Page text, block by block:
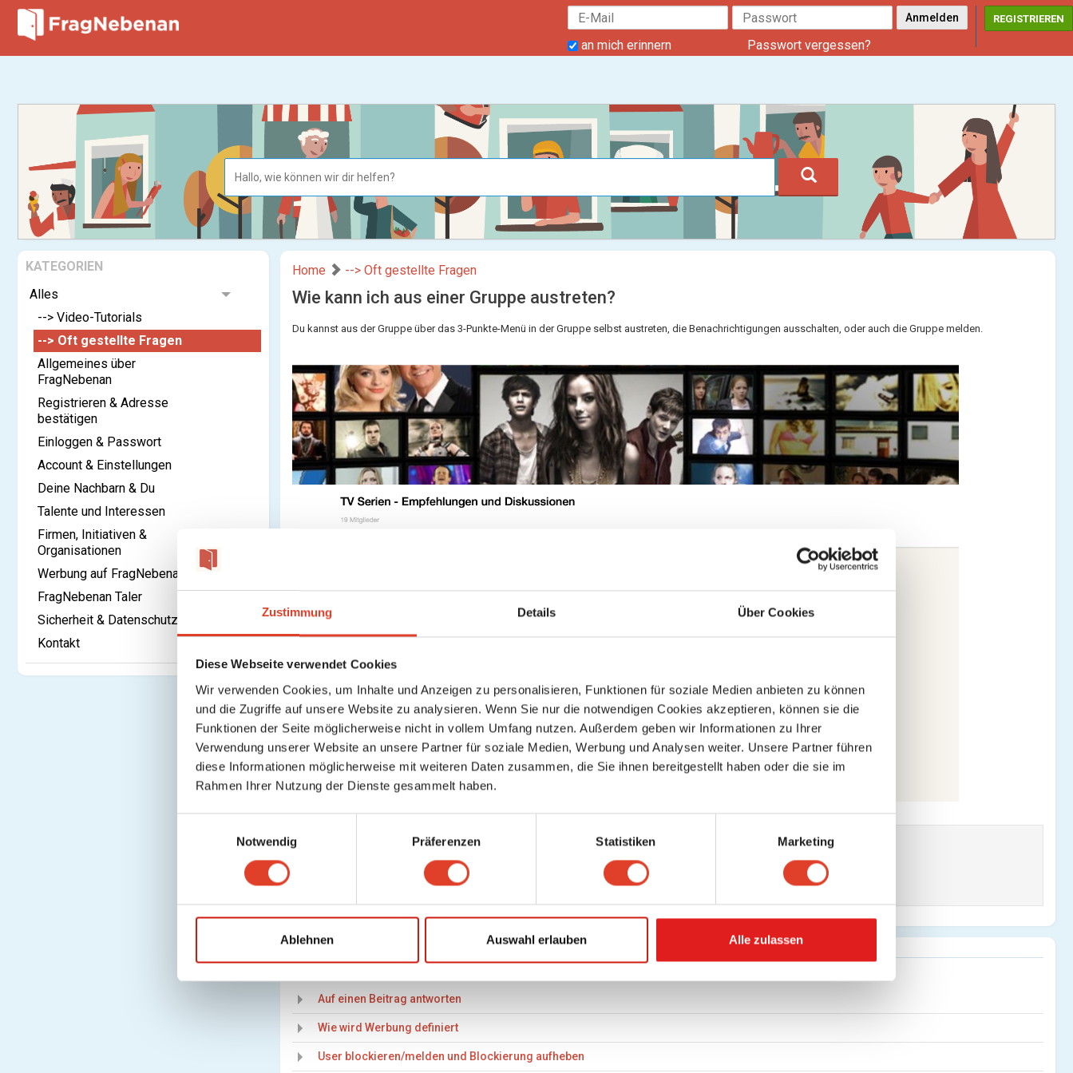
Zustimmung Details Über Cookies
Diese Webseite verwendet Cookies
Wir verwenden Cookies, um Inhalte und Anzeigen zu personalisieren, Funktionen für soziale Medien anbieten zu können
und die Zugriffe auf unsere Website zu analysieren. Wenn Sie nur die notwendigen Cookies akzeptieren, können sie die
Funktionen der Seite möglicherweise nicht in vollem Umfang nutzen. Außerdem geben wir Informationen zu Ihrer
Verwendung unserer Website an unsere Partner für soziale Medien, Werbung und Analysen weiter. Unsere Partner führen
diese Informationen möglicherweise mit weiteren Daten zusammen, die Sie ihnen bereitgestellt haben oder die sie im
Rahmen Ihrer Nutzung der Dienste gesammelt haben.
g
Notwendig Präferenzen Statistiken Marketing
Ablehnen Auswahl erlauben Alle zulassen
an mich erinnern Passwort vergessen?
REGISTRIEREN
KATEGORIEN
Alles
--> Video-Tutorials
--> Oft gestellte Fragen
Allgemeines über
FragNebenan
Registrieren & Adresse
bestätigen
Einloggen & Passwort
Account & Einstellungen
Deine Nachbarn & Du
Talente und Interessen
Firmen, Initiativen &
Organisationen
Werbung auf FragNebenan
FragNebenan Taler
Sicherheit & Datenschutz
Kontakt
Home --> Oft gestellte Fragen
Wie kann ich aus einer Gruppe austreten?
Du kannst aus der Gruppe über das 3-Punkte-Menü in der Gruppe selbst austreten, die Benachrichtigungen ausschalten, oder auch die Gruppe melden.
Teilen
Letzte Aktualisierung: 29. May 2023 um 09:05 - Total 4 stimmen ab Ja
Ähnliches FAQ
Auf einen Beitrag antworten
Wie wird Werbung definiert
User blockieren/melden und Blockierung aufheben